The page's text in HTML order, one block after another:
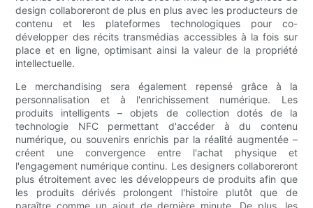
design collaboreront de plus en plus avec les producteurs de
contenu et les plateformes technologiques pour co-
développer des récits transmédias accessibles à la fois sur
place et en ligne, optimisant ainsi la valeur de la propriété
intellectuelle.
Le merchandising sera également repensé grâce à la
personnalisation et à l'enrichissement numérique. Les
produits intelligents – objets de collection dotés de la
technologie NFC permettant d'accéder à du contenu
numérique, ou souvenirs enrichis par la réalité augmentée –
créent une convergence entre l'achat physique et
l'engagement numérique continu. Les designers collaboreront
plus étroitement avec les développeurs de produits afin que
les produits dérivés prolongent l'histoire plutôt que de